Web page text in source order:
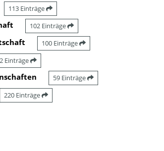
113 Einträge
102 Einträge
100 Einträge
Einträge
59 Einträge
220 Einträge